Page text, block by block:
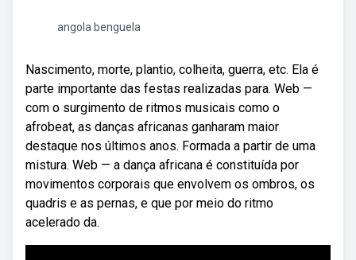
angola benguela
Nascimento, morte, plantio, colheita, guerra, etc. Ela é
parte importante das festas realizadas para. Web —
com o surgimento de ritmos musicais como o
afrobeat, as danças africanas ganharam maior
destaque nos últimos anos. Formada a partir de uma
mistura. Web — a dança africana é constituída por
movimentos corporais que envolvem os ombros, os
quadris e as pernas, e que por meio do ritmo
acelerado da.